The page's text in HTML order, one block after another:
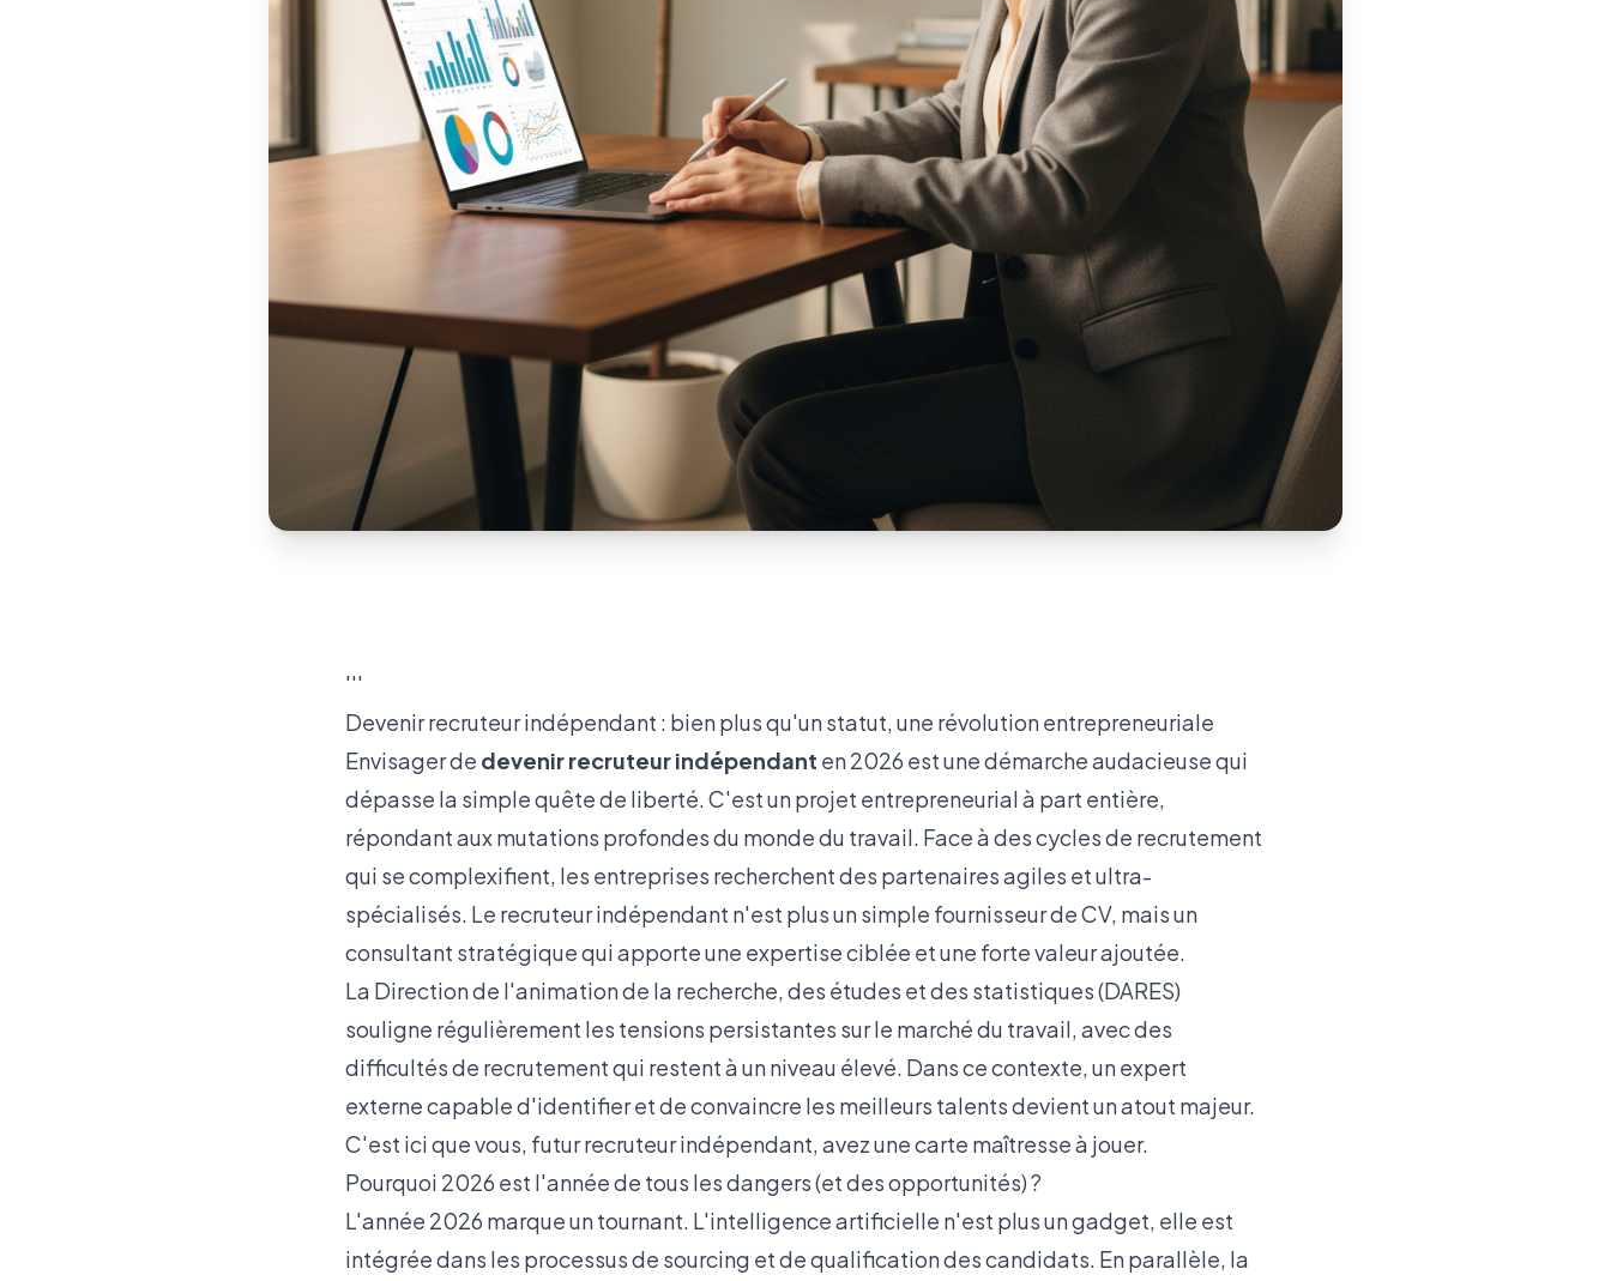
'''
Devenir recruteur indépendant : bien plus qu'un statut, une révolution entrepreneuriale
Envisager de devenir recruteur indépendant en 2026 est une démarche audacieuse qui
dépasse la simple quête de liberté. C'est un projet entrepreneurial à part entière,
répondant aux mutations profondes du monde du travail. Face à des cycles de recrutement
qui se complexifient, les entreprises recherchent des partenaires agiles et ultra-
spécialisés. Le recruteur indépendant n'est plus un simple fournisseur de CV, mais un
consultant stratégique qui apporte une expertise ciblée et une forte valeur ajoutée.
La Direction de l'animation de la recherche, des études et des statistiques (DARES)
souligne régulièrement les tensions persistantes sur le marché du travail, avec des
difficultés de recrutement qui restent à un niveau élevé. Dans ce contexte, un expert
externe capable d'identifier et de convaincre les meilleurs talents devient un atout majeur.
C'est ici que vous, futur recruteur indépendant, avez une carte maîtresse à jouer.
Pourquoi 2026 est l'année de tous les dangers (et des opportunités) ?
L'année 2026 marque un tournant. L'intelligence artificielle n'est plus un gadget, elle est
intégrée dans les processus de sourcing et de qualification des candidats. En parallèle, la